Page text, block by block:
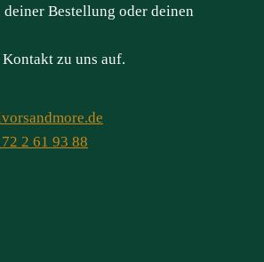
deiner Bestellung oder deinen
zu uns auf.
2 61 93 88